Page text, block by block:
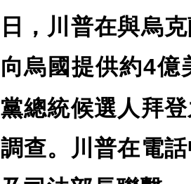
日，川普在與烏
向烏國提供約4億
黨總統候選人拜
調查。川普在電